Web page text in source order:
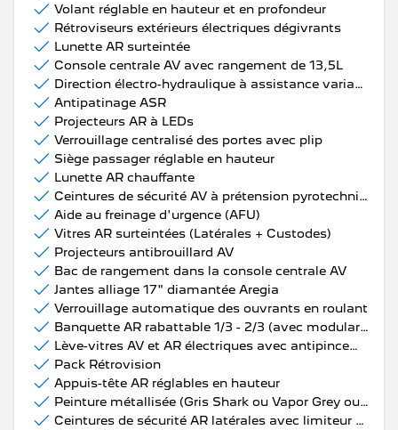
Volant réglable en hauteur et en profondeur
Rétroviseurs extérieurs électriques dégivrants
Lunette AR surteintée
Console centrale AV avec rangement de 13,5L
Direction électro-hydraulique à assistance variable
Antipatinage ASR
Projecteurs AR à LEDs
Verrouillage centralisé des portes avec plip
Siège passager réglable en hauteur
Lunette AR chauffante
Ceintures de sécurité AV à prétension pyrotechnique réglables en hauteur avec limiteur d'effort
Aide au freinage d'urgence (AFU)
Vitres AR surteintées (Latérales + Custodes)
Projecteurs antibrouillard AV
Bac de rangement dans la console centrale AV
Jantes alliage 17" diamantée Aregia
Verrouillage automatique des ouvrants en roulant
Banquette AR rabattable 1/3 - 2/3 (avec modularité "Magic Flat")
Lève-vitres AV et AR électriques avec antipincement
Pack Rétrovision
Appuis-tête AR réglables en hauteur
Peinture métallisée (Gris Shark ou Vapor Grey ou Noir Perla Nera)
Ceintures de sécurité AR latérales avec limiteur d'effort